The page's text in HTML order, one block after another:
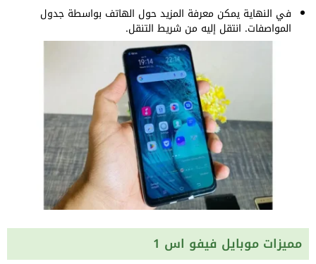
في النهاية يمكن معرفة المزيد حول الهاتف بواسطة جدول
المواصفات. انتقل إليه من شريط التنقل.
مميزات موبايل فيفو اس 1